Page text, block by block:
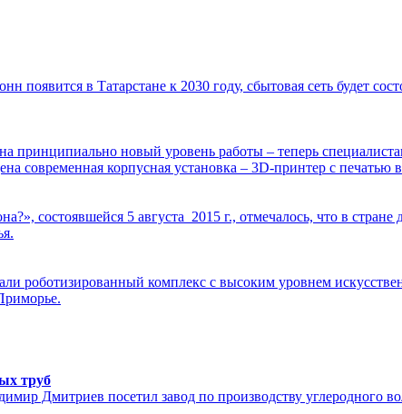
в Татарстане к 2030 году, сбытовая сеть будет
принципиально новый уровень работы – теперь
современная корпусная установка – 3D-принтер с
состоявшейся 5 августа 2015 г., отмечалось, что в стране
роботизированный комплекс с высоким уровнем
труб
Дмитриев посетил завод по производству